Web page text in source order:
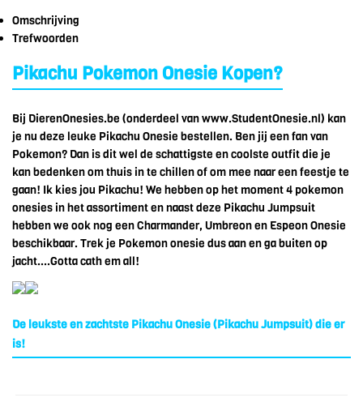
Omschrijving
Trefwoorden
Pikachu Pokemon Onesie Kopen?
Bij DierenOnesies.be (onderdeel van www.StudentOnesie.nl) kan
je nu deze leuke Pikachu Onesie bestellen. Ben jij een fan van
Pokemon? Dan is dit wel de schattigste en coolste outfit die je
kan bedenken om thuis in te chillen of om mee naar een feestje te
gaan! Ik kies jou Pikachu! We hebben op het moment 4 pokemon
onesies in het assortiment en naast deze Pikachu Jumpsuit
hebben we ook nog een Charmander, Umbreon en Espeon Onesie
beschikbaar. Trek je Pokemon onesie dus aan en ga buiten op
jacht....Gotta cath em all!
De leukste en zachtste Pikachu Onesie (Pikachu Jumpsuit) die er
is!